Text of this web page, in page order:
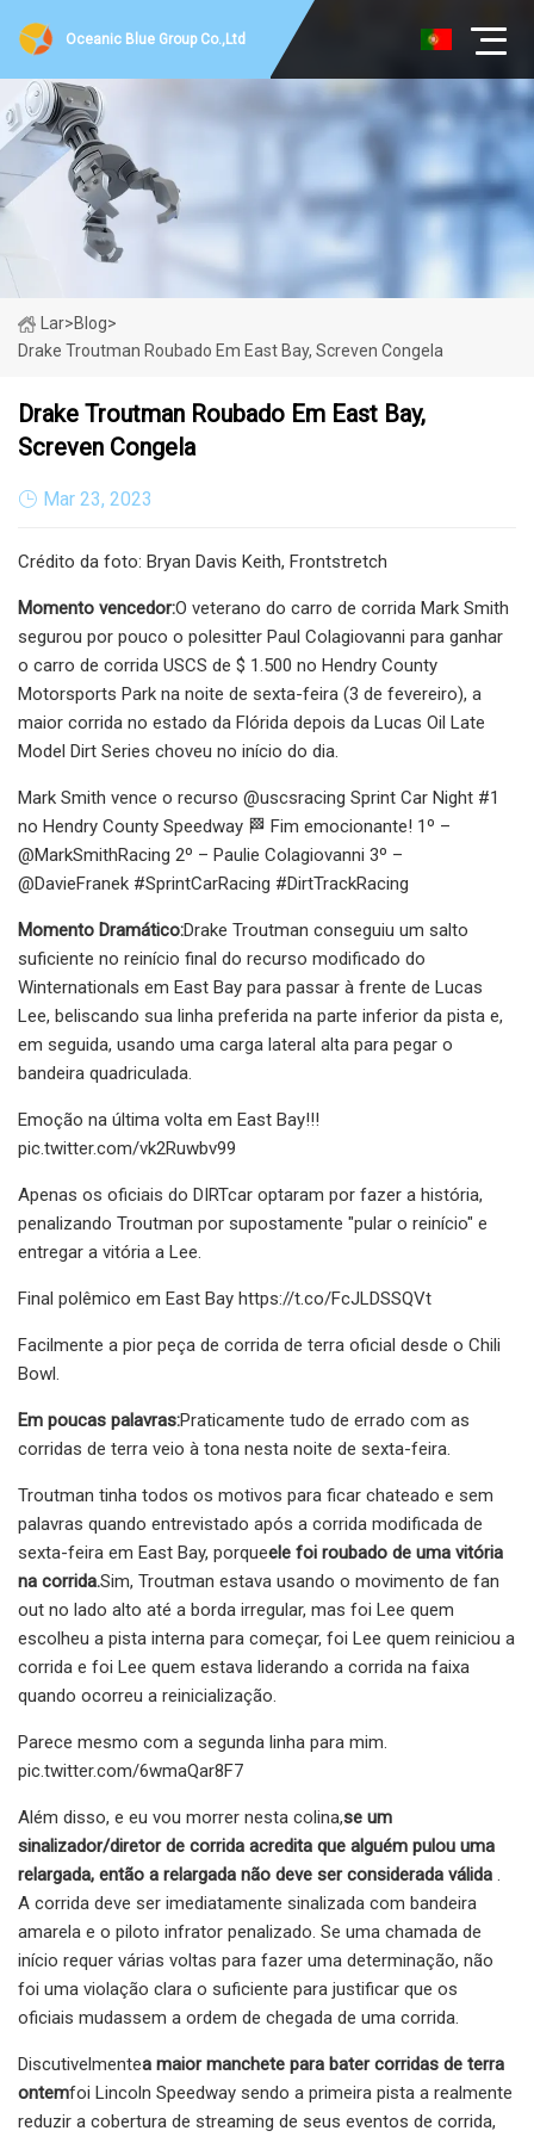
Oceanic Blue Group Co.,Ltd
Lar>Blog>
Drake Troutman Roubado Em East Bay, Screven Congela
Drake Troutman Roubado Em East Bay,
Screven Congela
Mar 23, 2023
Crédito da foto: Bryan Davis Keith, Frontstretch
Momento vencedor:O veterano do carro de corrida Mark Smith
segurou por pouco o polesitter Paul Colagiovanni para ganhar
o carro de corrida USCS de $ 1.500 no Hendry County
Motorsports Park na noite de sexta-feira (3 de fevereiro), a
maior corrida no estado da Flórida depois da Lucas Oil Late
Model Dirt Series choveu no início do dia.
Mark Smith vence o recurso @uscsracing Sprint Car Night #1
no Hendry County Speedway 🏁 Fim emocionante! 1º –
@MarkSmithRacing 2º – Paulie Colagiovanni 3º –
@DavieFranek #SprintCarRacing #DirtTrackRacing
Momento Dramático:Drake Troutman conseguiu um salto
suficiente no reinício final do recurso modificado do
Winternationals em East Bay para passar à frente de Lucas
Lee, beliscando sua linha preferida na parte inferior da pista e,
em seguida, usando uma carga lateral alta para pegar o
bandeira quadriculada.
Emoção na última volta em East Bay!!!
pic.twitter.com/vk2Ruwbv99
Apenas os oficiais do DIRTcar optaram por fazer a história,
penalizando Troutman por supostamente "pular o reinício" e
entregar a vitória a Lee.
Final polêmico em East Bay https://t.co/FcJLDSSQVt
Facilmente a pior peça de corrida de terra oficial desde o Chili
Bowl.
Em poucas palavras:Praticamente tudo de errado com as
corridas de terra veio à tona nesta noite de sexta-feira.
Troutman tinha todos os motivos para ficar chateado e sem
palavras quando entrevistado após a corrida modificada de
sexta-feira em East Bay, porqueele foi roubado de uma vitória
na corrida.Sim, Troutman estava usando o movimento de fan
out no lado alto até a borda irregular, mas foi Lee quem
escolheu a pista interna para começar, foi Lee quem reiniciou a
corrida e foi Lee quem estava liderando a corrida na faixa
quando ocorreu a reinicialização.
Parece mesmo com a segunda linha para mim.
pic.twitter.com/6wmaQar8F7
Além disso, e eu vou morrer nesta colina,se um
sinalizador/diretor de corrida acredita que alguém pulou uma
relargada, então a relargada não deve ser considerada válida .
A corrida deve ser imediatamente sinalizada com bandeira
amarela e o piloto infrator penalizado. Se uma chamada de
início requer várias voltas para fazer uma determinação, não
foi uma violação clara o suficiente para justificar que os
oficiais mudassem a ordem de chegada de uma corrida.
Discutivelmentea maior manchete para bater corridas de terra
ontemfoi Lincoln Speedway sendo a primeira pista a realmente
reduzir a cobertura de streaming de seus eventos de corrida,